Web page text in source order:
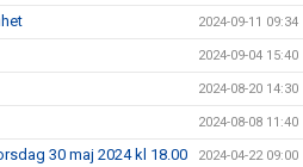
2024-09-11 09:34
2024-09-04 15:40
2024-08-20 14:30
2024-08-08 11:40
30 maj 2024 kl 18.00 2024-04-22 09:00